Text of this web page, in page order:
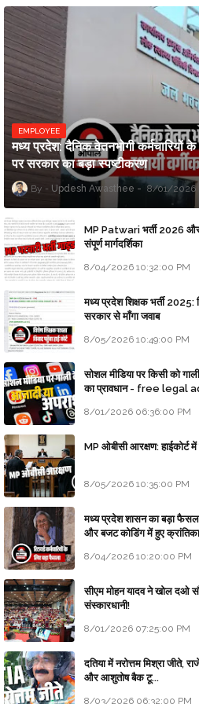
EMPLOYEE
मध्य प्रदेश: दैनिक वेतनभोगी कर्मचारियों
पर सरकार का बड़ा स्पष्टीकरण
Updesh Awasthee 8/01/2026
MP Patwari भर्ती 2026
संपूर्ण मार्गदर्शिका
8/04/2026 10:32:00 PM
मध्य प्रदेश शिक्षक भर्ती 2025:
सरकार से माँगा जवाब
8/05/2026 10:49:00 PM
सोशल मीडिया पर किसी को
का प्रावधान - free legal
8/01/2026 06:36:00 PM
MP ओबीसी आरक्षण: हाईकोर्ट में
8/05/2026 10:35:00 PM
मध्य प्रदेश शासन का बड़ा फैसला:
और बजट कोडिंग में हुए
8/04/2026 10:20:00 PM
सीएम मोहन यादव ने खोल दओ
संस्कारधानी!
8/01/2026 07:25:00 PM
दतिया में नरोत्तम मिश्रा जीते,
और आशुतोष बैक टू...
8/03/2026 06:32:00 PM